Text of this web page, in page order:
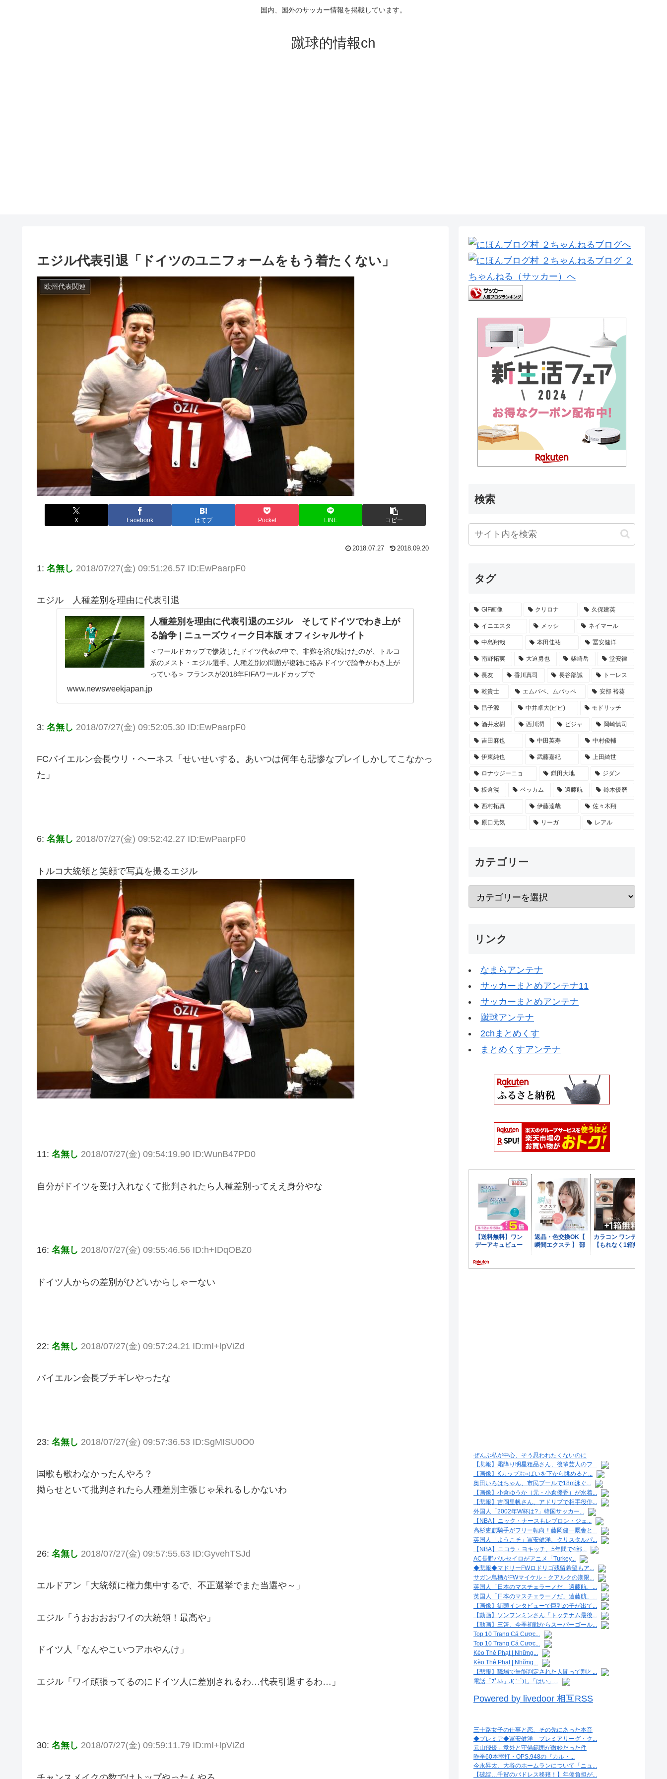
国内、国外のサッカー情報を掲載しています。
蹴球的情報ch
エジル代表引退「ドイツのユニフォームをもう着たくない」
欧州代表関連
X Facebook はてブ Pocket LINE コピー
2018.07.27 2018.09.20
1: 名無し 2018/07/27(金) 09:51:26.57 ID:EwPaarpF0
エジル 人種差別を理由に代表引退
人種差別を理由に代表引退のエジル そしてドイツでわき上が
る論争 | ニューズウィーク日本版 オフィシャルサイト
＜ワールドカップで惨敗したドイツ代表の中で、非難を浴び続けたのが、トルコ
系のメスト・エジル選手。人種差別の問題が複雑に絡みドイツで論争がわき上が
っている＞ フランスが2018年FIFAワールドカップで
www.newsweekjapan.jp
3: 名無し 2018/07/27(金) 09:52:05.30 ID:EwPaarpF0
FCバイエルン会長ウリ・ヘーネス「せいせいする。あいつは何年も悲惨なプレイしかしてこなかっ
た」
6: 名無し 2018/07/27(金) 09:52:42.27 ID:EwPaarpF0
トルコ大統領と笑顔で写真を撮るエジル
11: 名無し 2018/07/27(金) 09:54:19.90 ID:WunB47PD0
自分がドイツを受け入れなくて批判されたら人種差別ってええ身分やな
16: 名無し 2018/07/27(金) 09:55:46.56 ID:h+IDqOBZ0
ドイツ人からの差別がひどいからしゃーない
22: 名無し 2018/07/27(金) 09:57:24.21 ID:mI+lpViZd
バイエルン会長ブチギレやったな
23: 名無し 2018/07/27(金) 09:57:36.53 ID:SgMISU0O0
国歌も歌わなかったんやろ？
拗らせといて批判されたら人種差別主張じゃ呆れるしかないわ
26: 名無し 2018/07/27(金) 09:57:55.63 ID:GyvehTSJd
エルドアン「大統領に権力集中するで、不正選挙でまた当選や～」
エジル「うおおおおワイの大統領！最高や」
ドイツ人「なんやこいつアホやんけ」
エジル「ワイ頑張ってるのにドイツ人に差別されるわ…代表引退するわ…」
30: 名無し 2018/07/27(金) 09:59:11.79 ID:mI+lpViZd
検索
タグ
GIF画像 クリロナ 久保建英
イニエスタ メッシ ネイマール
中島翔哉 本田佳祐 冨安健洋
南野拓実 大迫勇也 柴崎岳 堂安律
長友 香川真司 長谷部誠 トーレス
乾貴士 エムバペ、ムバッペ 安部 裕葵
昌子源 中井卓大(ピピ) モドリッチ
酒井宏樹 西川潤 ビジャ 岡崎慎司
吉田麻也 中田英寿 中村俊輔
伊東純也 武藤嘉紀 上田綺世
ロナウジーニョ 鎌田大地 ジダン
板倉滉 ベッカム 遠藤航 鈴木優磨
西村拓真 伊藤達哉 佐々木翔
原口元気 リーガ レアル
カテゴリー
リンク
なまらアンテナ
サッカーまとめアンテナ11
サッカーまとめアンテナ
蹴球アンテナ
2chまとめくす
まとめくすアンテナ
ぜんぶ私が中心、そう思われたくないのに
【悲報】霜降り明星粗品さん、後輩芸人のフ...
【画像】Kカップお○ぱいを下から眺めると...
奥田いろはちゃん、市民プールで18m泳ぐ...
【画像】小倉ゆうか（元・小倉優香）が水着...
【悲報】吉岡里帆さん、アドリブで相手役俳...
外国人「2002年W杯は?」韓国サッカー...
【NBA】ニック・ナースもレブロン・ジェ...
高杉吏麒騎手がフリー転向！藤岡健一厩舎と...
英国人「ようこそ」冨安健洋、クリスタルパ...
【NBA】ニコラ・ヨキッチ、5年間で4部...
AC長野パルセイロがアニメ「Turkey...
◆悲報◆マドリーFWロドリゴ残留希望もア...
サガン鳥栖がFWマイケル・クアルクの期限...
英国人「日本のマスチェラーノだ」遠藤航、...
英国人「日本のマスチェラーノだ」遠藤航、...
【画像】街頭インタビューで巨乳の子が出て...
【動画】ソンフンミンさん「トッテナム最後...
【動画】三笘、今季初戦からスーパーゴール...
Top 10 Trang Cá Cược...
Top 10 Trang Cá Cược...
Kèo Thẻ Phạt | Những...
Kèo Thẻ Phạt | Những...
【悲報】職場で無能判定された人間って割と...
電話「ﾌﾟﾙﾙ」J( ‘ｰ`)し「はい」...
Powered by livedoor 相互RSS
三十路女子の仕事と恋、その先にあった本音
◆プレミア◆冨安健洋 プレミアリーグ・ク...
元山飛優←意外と守備範囲が微妙だった件
昨季60本塁打・OPS.948の『カル・...
今永昇太、大谷のホームランについて「ニュ...
【破綻…千賀のパドレス移籍！】年俸負担が...